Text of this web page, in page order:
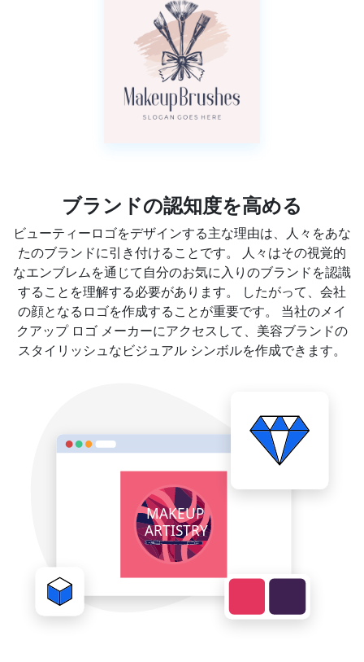
ブランドの認知度を高める
ビューティーロゴをデザインする主な理由は、人々をあな
たのブランドに引き付けることです。 人々はその視覚的
なエンブレムを通じて自分のお気に入りのブランドを認識
することを理解する必要があります。 したがって、会社
の顔となるロゴを作成することが重要です。 当社のメイ
クアップ ロゴ メーカーにアクセスして、美容ブランドの
スタイリッシュなビジュアル シンボルを作成できます。